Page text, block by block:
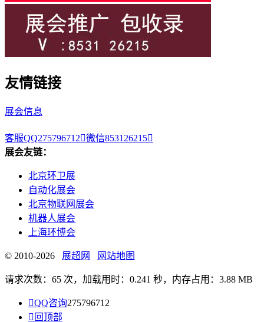
友情链接
展会信息
客服QQ275796712微信853126215
展会友链：
北京环卫展
自动化展会
北京物联网展会
机器人展会
上海环博会
© 2010-2026 展超网 网站地图
请求次数：65 次，加载用时：0.241 秒，内存占用：3.88 MB
QQ咨询275796712
 回顶部